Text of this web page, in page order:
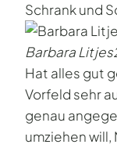
Schrank und
Barbara Litjes
Hat alles gut
Vorfeld sehr
genau
umziehen